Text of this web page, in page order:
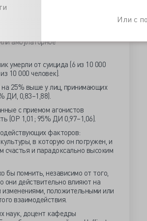
Или с
сердечно-сосудистыми
инсулин.
с большей вероятностью
амбулаторное
умерли от суицида (6 из 10 000
10 000 человек).
25% выше у лиц, принимающих
ДИ, 0,83–1,88).
с приемом агонистов
(ОР 1,01; 95% ДИ 0,97–1,06).
факторов:
в которую он погружен, и
и парадоксально высоким
бы помнить, независимо от того,
они действительно влияют на
положительными или
взаимодействия.
наук, доцент кафедры